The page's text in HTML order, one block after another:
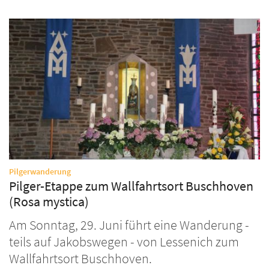
Pilgerwanderung:
Pilger-Etappe zum Wallfahrtsort Buschhoven
(Rosa mystica)
Am Sonntag, 29. Juni führt eine Wanderung -
teils auf Jakobswegen - von Lessenich zum
Wallfahrtsort Buschhoven.